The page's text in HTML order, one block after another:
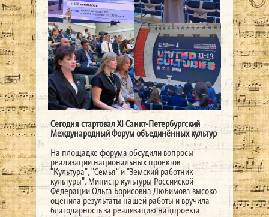
Сегодня стартовал XI Санкт-Петербургский
Международный Форум объединённых культур
На площадке форума обсудили вопросы
реализации национальных проектов
"Культура", "Семья" и "Земский работник
культуры". Министр культуры Российской
Федерации Ольга Борисовна Любимова высоко
оценила результаты нашей работы и вручила
благодарность за реализацию нацпроекта.